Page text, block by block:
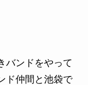
バンドをやって
ド仲間と池袋で